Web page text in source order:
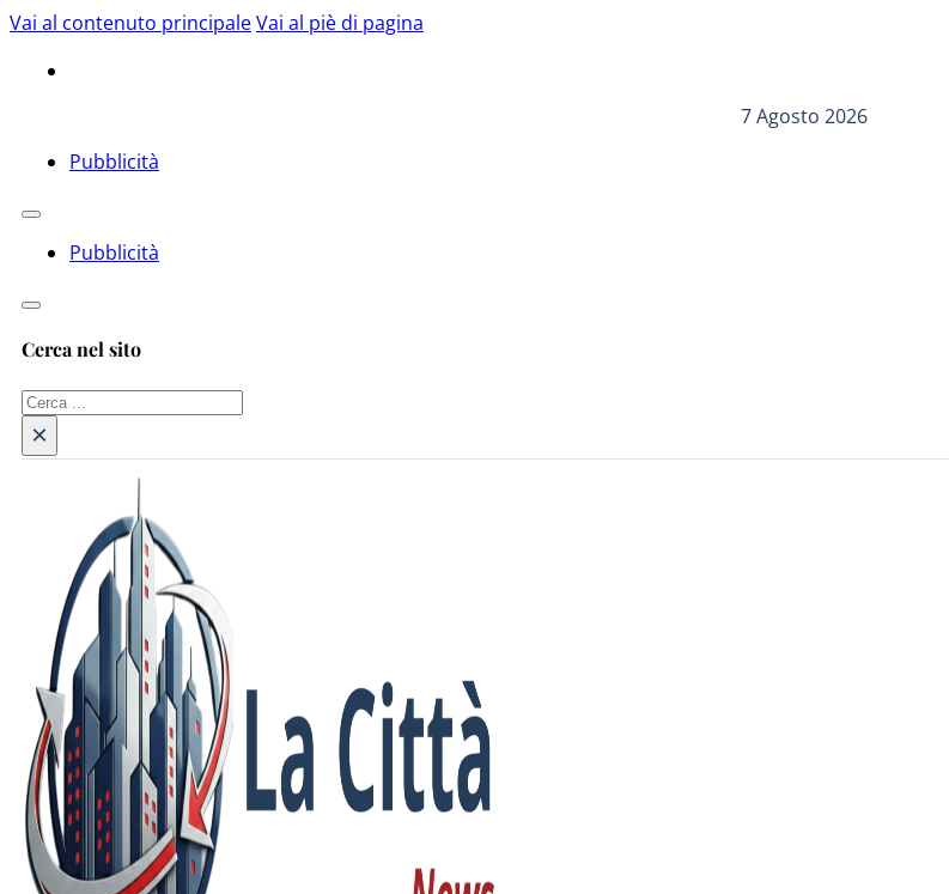
Vai al contenuto principaleVai al piè di pagina
7 Agosto 2026
Pubblicità
Pubblicità
Cerca nel sito
Cerca
×